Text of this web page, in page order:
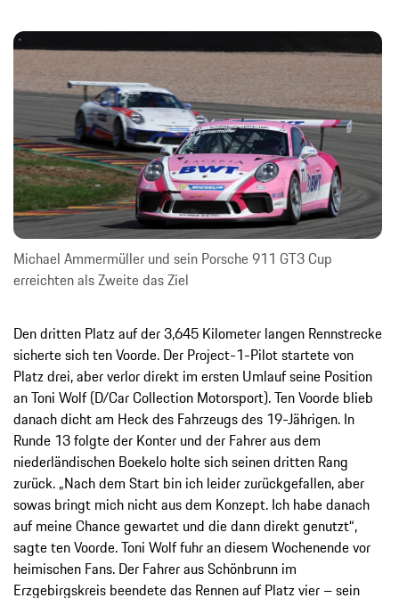
Michael Ammermüller und sein Porsche 911 GT3 Cup
erreichten als Zweite das Ziel
Den dritten Platz auf der 3,645 Kilometer langen Rennstrecke
sicherte sich ten Voorde. Der Project-1-Pilot startete von
Platz drei, aber verlor direkt im ersten Umlauf seine Position
an Toni Wolf (D/Car Collection Motorsport). Ten Voorde blieb
danach dicht am Heck des Fahrzeugs des 19-Jährigen. In
Runde 13 folgte der Konter und der Fahrer aus dem
niederländischen Boekelo holte sich seinen dritten Rang
zurück. „Nach dem Start bin ich leider zurückgefallen, aber
sowas bringt mich nicht aus dem Konzept. Ich habe danach
auf meine Chance gewartet und die dann direkt genutzt“,
sagte ten Voorde. Toni Wolf fuhr an diesem Wochenende vor
heimischen Fans. Der Fahrer aus Schönbrunn im
Erzgebirgskreis beendete das Rennen auf Platz vier – sein